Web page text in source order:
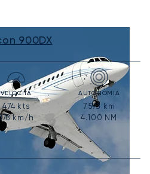
900DX
VELOCITÀ
474 kts
km/h
AUTONOMIA
7.593 km
4.100 NM